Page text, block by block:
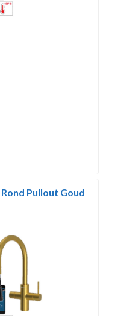
Pullout Goud